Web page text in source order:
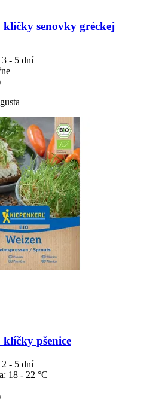
senovky gréckej
- 5 dní
pšenice
- 5 dní
18 - 22 °C